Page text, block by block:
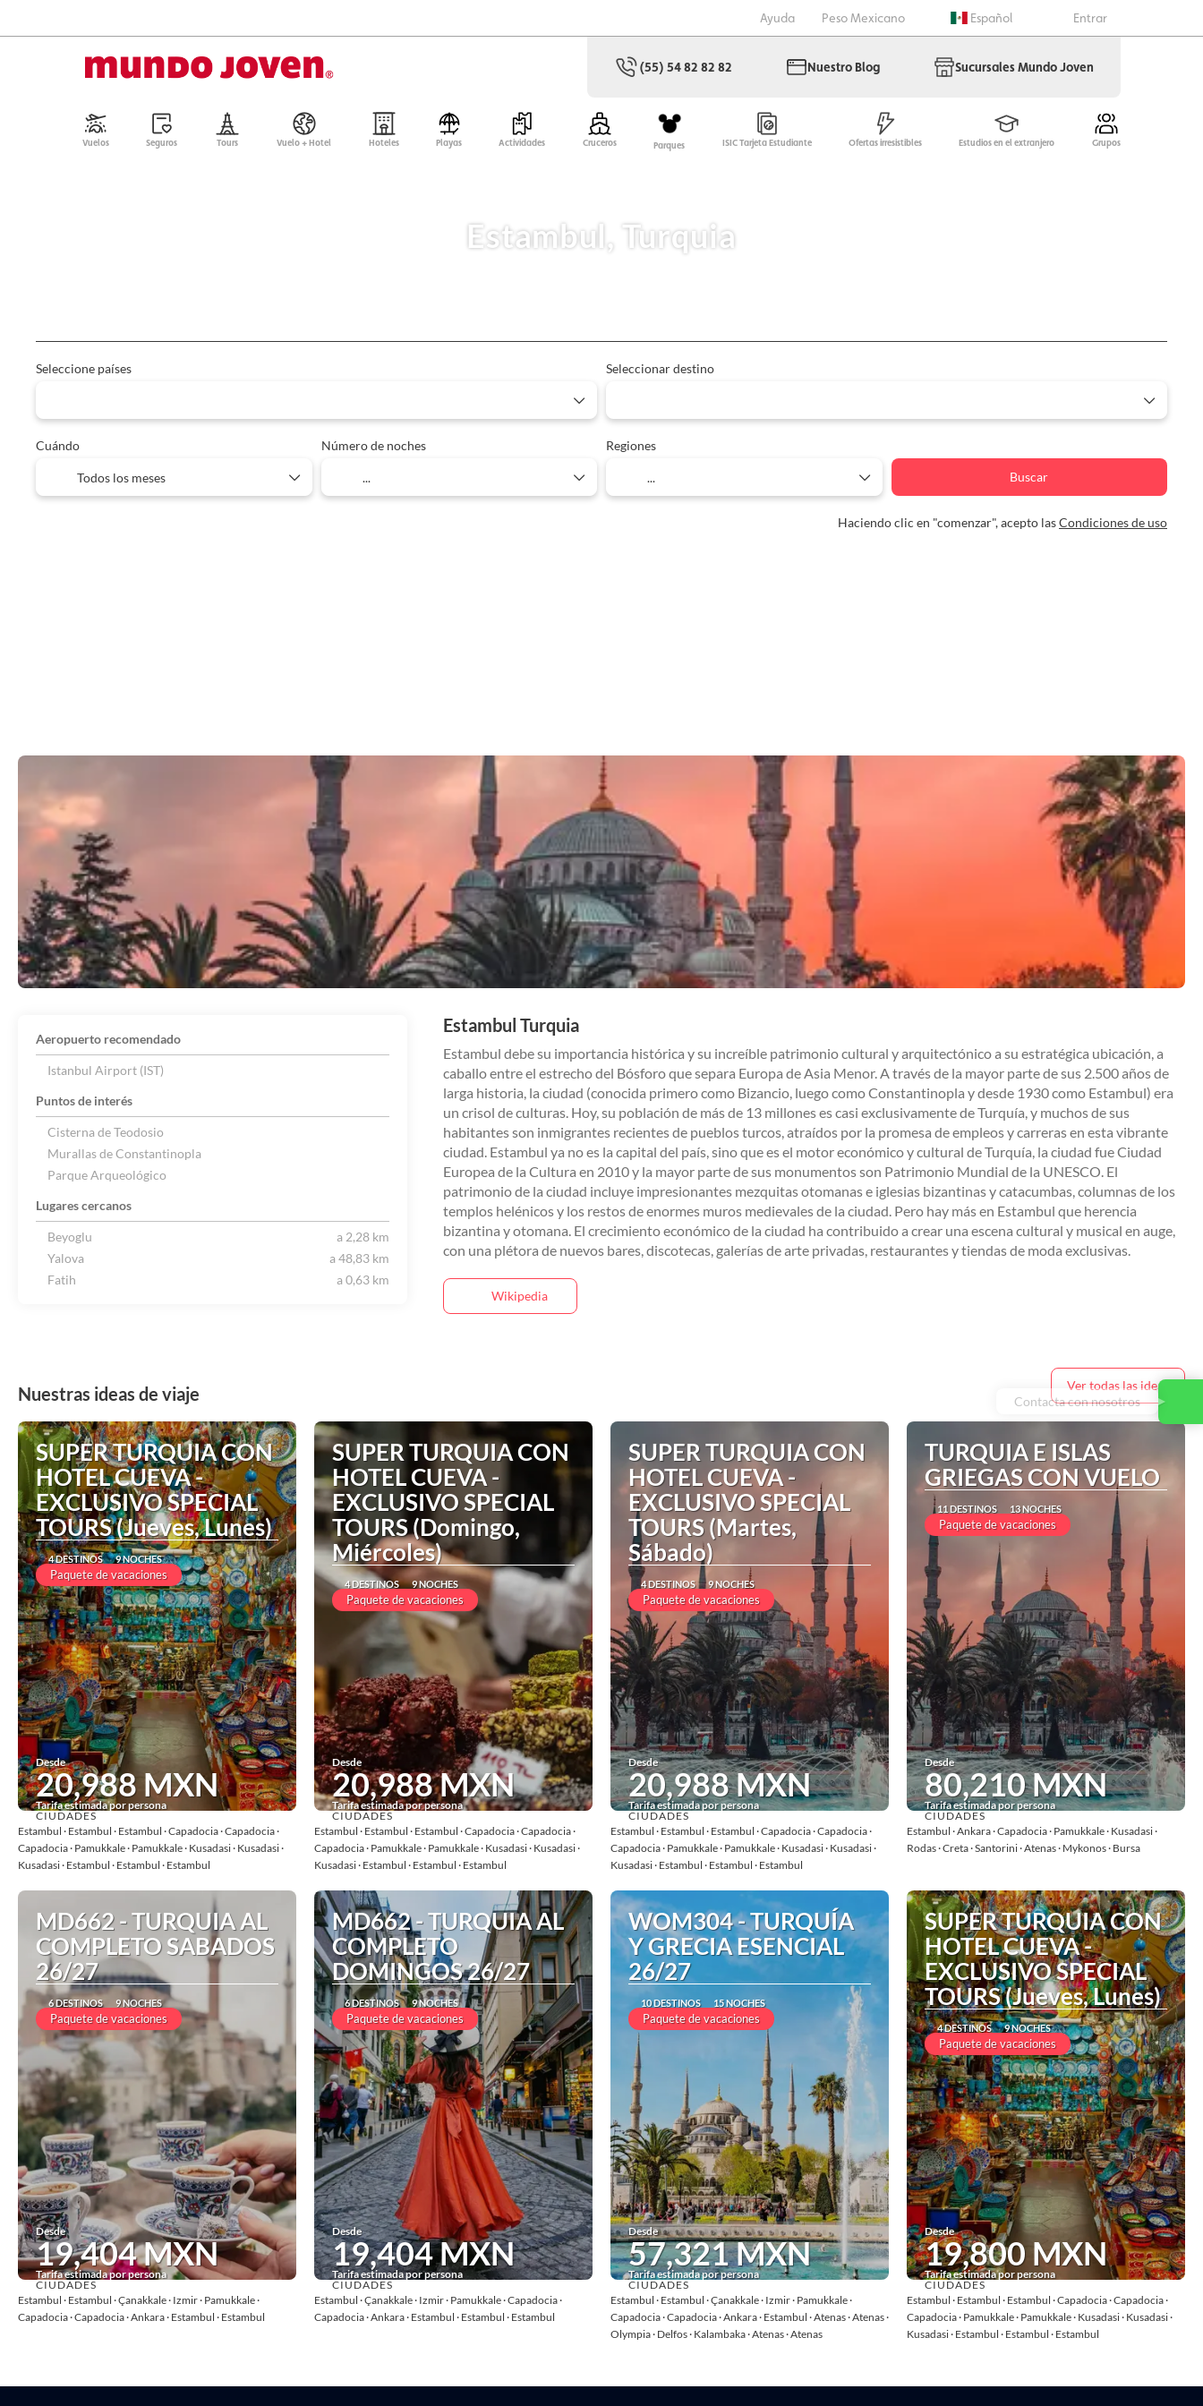
Ayuda Peso Mexicano Español Entrar
(55) 54 82 82 82 Nuestro Blog Sucursales Mundo Joven
Vuelos Seguros Tours Vuelo + Hotel Hoteles Playas Actividades Cruceros Parques ISIC Tarjeta Estudiante Ofertas irresistibles Estudios en el extranjero Grupos
Estambul, Turquia
Seleccione países Seleccionar destino
Cuándo Número de noches Regiones
Buscar
Haciendo clic en "comenzar", acepto lasCondiciones de uso
Estambul Turquia
Estambul debe su importancia histórica y su increíble patrimonio cultural y arquitectónico a su estratégica ubicación, a
caballo entre el estrecho del Bósforo que separa Europa de Asia Menor. A través de la mayor parte de sus 2.500 años de
larga historia, la ciudad (conocida primero como Bizancio, luego como Constantinopla y desde 1930 como Estambul) era
un crisol de culturas. Hoy, su población de más de 13 millones es casi exclusivamente de Turquía, y muchos de sus
habitantes son inmigrantes recientes de pueblos turcos, atraídos por la promesa de empleos y carreras en esta vibrante
ciudad. Estambul ya no es la capital del país, sino que es el motor económico y cultural de Turquía, la ciudad fue Ciudad
Europea de la Cultura en 2010 y la mayor parte de sus monumentos son Patrimonio Mundial de la UNESCO. El
patrimonio de la ciudad incluye impresionantes mezquitas otomanas e iglesias bizantinas y catacumbas, columnas de los
templos helénicos y los restos de enormes muros medievales de la ciudad. Pero hay más en Estambul que herencia
bizantina y otomana. El crecimiento económico de la ciudad ha contribuido a crear una escena cultural y musical en auge,
con una plétora de nuevos bares, discotecas, galerías de arte privadas, restaurantes y tiendas de moda exclusivas.
Wikipedia
Aeropuerto recomendado
Istanbul Airport (IST)
Puntos de interés
Cisterna de Teodosio
Murallas de Constantinopla
Parque Arqueológico
Lugares cercanos
Beyoglu
a 2,28 km
Yalova
a 48,83 km
Fatih
a 0,63 km
Nuestras ideas de viaje Ver todas las ideas
SUPER TURQUIA CON
HOTEL CUEVA -
EXCLUSIVO SPECIAL
TOURS (Jueves, Lunes)
4 DESTINOS 9 NOCHES
Paquete de vacaciones
Desde
20,988 MXN
Tarifa estimada por persona
Ver
CIUDADES
Estambul · Estambul · Estambul · Capadocia · Capadocia ·
Capadocia · Pamukkale · Pamukkale · Kusadasi · Kusadasi ·
Kusadasi · Estambul · Estambul · Estambul
SUPER TURQUIA CON
HOTEL CUEVA -
EXCLUSIVO SPECIAL
TOURS (Domingo,
Miércoles)
4 DESTINOS 9 NOCHES
Paquete de vacaciones
Desde
20,988 MXN
Tarifa estimada por persona
Ver
CIUDADES
Estambul · Estambul · Estambul · Capadocia · Capadocia ·
Capadocia · Pamukkale · Pamukkale · Kusadasi · Kusadasi ·
Kusadasi · Estambul · Estambul · Estambul
SUPER TURQUIA CON
HOTEL CUEVA -
EXCLUSIVO SPECIAL
TOURS (Martes,
Sábado)
4 DESTINOS 9 NOCHES
Paquete de vacaciones
Desde
20,988 MXN
Tarifa estimada por persona
Ver
CIUDADES
Estambul · Estambul · Estambul · Capadocia · Capadocia ·
Capadocia · Pamukkale · Pamukkale · Kusadasi · Kusadasi ·
Kusadasi · Estambul · Estambul · Estambul
TURQUIA E ISLAS
GRIEGAS CON VUELO
11 DESTINOS 13 NOCHES
Paquete de vacaciones
Desde
80,210 MXN
Tarifa estimada por persona
Ver
CIUDADES
Estambul · Ankara · Capadocia · Pamukkale · Kusadasi ·
Rodas · Creta · Santorini · Atenas · Mykonos · Bursa
MD662 - TURQUIA AL
COMPLETO SABADOS
26/27
6 DESTINOS 9 NOCHES
Paquete de vacaciones
Desde
19,404 MXN
Tarifa estimada por persona
Ver
CIUDADES
Estambul · Estambul · Çanakkale · Izmir · Pamukkale ·
Capadocia · Capadocia · Ankara · Estambul · Estambul
MD662 - TURQUIA AL
COMPLETO
DOMINGOS 26/27
6 DESTINOS 9 NOCHES
Paquete de vacaciones
Desde
19,404 MXN
Tarifa estimada por persona
Ver
CIUDADES
Estambul · Çanakkale · Izmir · Pamukkale · Capadocia ·
Capadocia · Ankara · Estambul · Estambul · Estambul
WOM304 - TURQUÍA
Y GRECIA ESENCIAL
26/27
10 DESTINOS 15 NOCHES
Paquete de vacaciones
Desde
57,321 MXN
Tarifa estimada por persona
Ver
CIUDADES
Estambul · Estambul · Çanakkale · Izmir · Pamukkale ·
Capadocia · Capadocia · Ankara · Estambul · Atenas · Atenas ·
Olympia · Delfos · Kalambaka · Atenas · Atenas
SUPER TURQUIA CON
HOTEL CUEVA -
EXCLUSIVO SPECIAL
TOURS (Jueves, Lunes)
4 DESTINOS 9 NOCHES
Paquete de vacaciones
Desde
19,800 MXN
Tarifa estimada por persona
Ver
CIUDADES
Estambul · Estambul · Estambul · Capadocia · Capadocia ·
Capadocia · Pamukkale · Pamukkale · Kusadasi · Kusadasi ·
Kusadasi · Estambul · Estambul · Estambul
Contacta con nosotros